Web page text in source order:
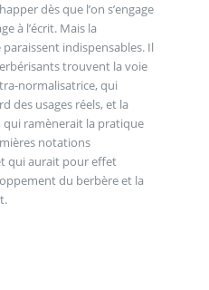
dès que l’on s’engage
à l’écrit. Mais la
indispensables. Il
trouvent la voie
normalisatrice, qui
des usages réels, et la
qui ramènerait la pratique
notations
qui aurait pour effet
du berbère et la